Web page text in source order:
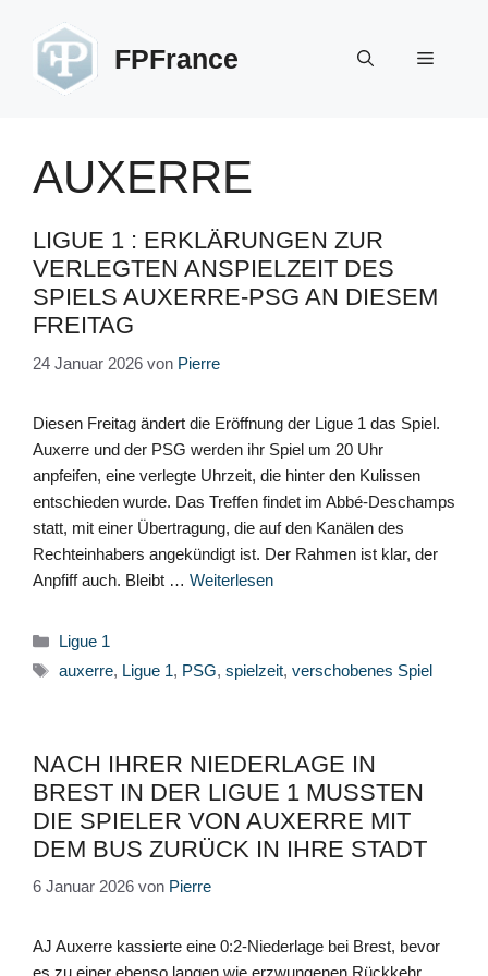
springen
FPFrance Menü
AUXERRE
LIGUE 1 : ERKLÄRUNGEN ZUR
VERLEGTEN ANSPIELZEIT DES
SPIELS AUXERRE-PSG AN DIESEM
FREITAG
24 Januar 2026 von Pierre
Diesen Freitag ändert die Eröffnung der Ligue 1 das Spiel.
Auxerre und der PSG werden ihr Spiel um 20 Uhr
anpfeifen, eine verlegte Uhrzeit, die hinter den Kulissen
entschieden wurde. Das Treffen findet im Abbé-Deschamps
statt, mit einer Übertragung, die auf den Kanälen des
Rechteinhabers angekündigt ist. Der Rahmen ist klar, der
Anpfiff auch. Bleibt … Weiterlesen
Kategorien
Ligue 1
Schlagwörter
auxerre, Ligue 1, PSG, spielzeit, verschobenes Spiel
NACH IHRER NIEDERLAGE IN
BREST IN DER LIGUE 1 MUSSTEN
DIE SPIELER VON AUXERRE MIT
DEM BUS ZURÜCK IN IHRE STADT
6 Januar 2026 von Pierre
AJ Auxerre kassierte eine 0:2-Niederlage bei Brest, bevor